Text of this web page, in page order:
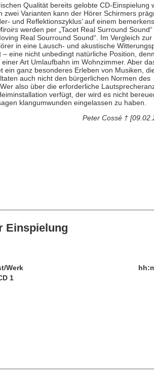
Qualität bereits gelobte CD-Einspielung
Varianten kann der Hörer Schirmers
und Reflektionszyklus’ auf einem
werden per „Tacet Real Surround Sound“
Real Sourround Sound“. Im Vergleich zur
in eine Lausch- und akustische
eine nicht unbedingt natürliche Position,
Art Umlaufbahn im Wohnzimmer. Aber
ein ganz besonderes Erleben von Musiken,
auch nicht den bürgerlichen Normen des
also über die erforderliche
verfügt, der wird es nicht
klangumwunden eingelassen zu haben.
Peter Cossé †
Einspielung
Werk
1